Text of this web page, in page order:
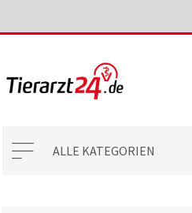
ALLE KATEGORIEN